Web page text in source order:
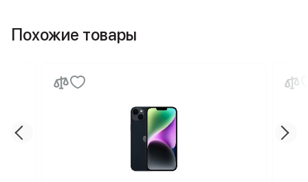
Похожие товары